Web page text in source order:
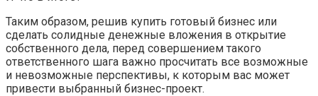
Таким образом, решив купить готовый бизнес или
сделать солидные денежные вложения в открытие
собственного дела, перед совершением такого
ответственного шага важно просчитать все возможные
и невозможные перспективы, к которым вас может
привести выбранный бизнес-проект.